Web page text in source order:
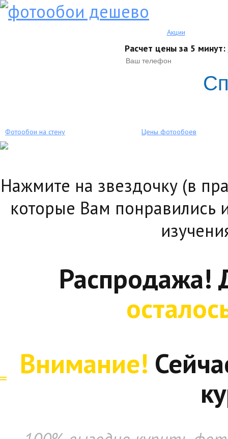
Акции
Расчет цены за 5 минут:
Фотообои на стену Цены фотообоев
Нажмите на звездочку (в
которые Вам понравились
Распродажа!
Внимание!